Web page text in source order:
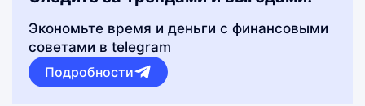
Экономьте время и деньги с финансовыми
советами в telegram
Подробности